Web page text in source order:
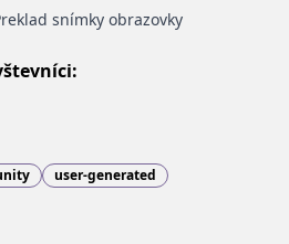
snímky obrazovky
user-generated